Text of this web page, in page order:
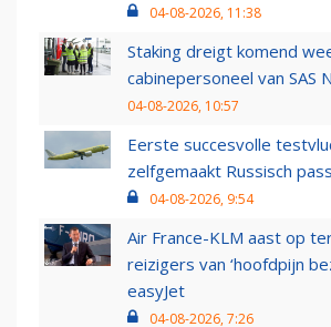
04-08-2026, 11:38
Staking dreigt komend
cabinepersoneel van SAS
04-08-2026, 10:57
Eerste succesvolle
zelfgemaakt Russisch
04-08-2026, 9:54
Air France-KLM aast op
reizigers van ‘hoofdpijn
easyJet
04-08-2026, 7:26